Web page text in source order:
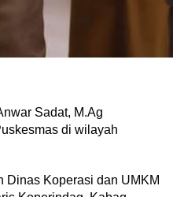
Sadat, M.Ag
di wilayah
Dinas Koperasi dan UMKM